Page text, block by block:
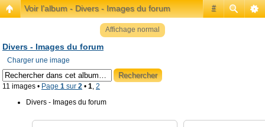
#
Voir l’album - Divers - Images du forum
Affichage normal
Divers - Images du forum
Charger une image
11 images • Page 1 sur 2 • 1, 2
Divers - Images du forum